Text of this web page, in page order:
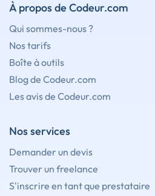
À propos de Codeur.com
Qui sommes-nous ?
Nos tarifs
Boîte à outils
Blog de Codeur.com
Les avis de Codeur.com
Nos services
Demander un devis
Trouver un freelance
S'inscrire en tant que prestataire